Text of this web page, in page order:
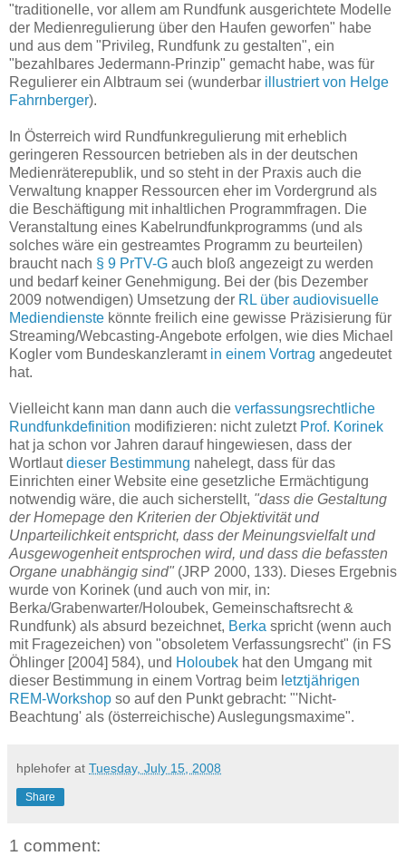
"traditionelle, vor allem am Rundfunk ausgerichtete Modelle
der Medienregulierung über den Haufen geworfen" habe
und aus dem "Privileg, Rundfunk zu gestalten", ein
"bezahlbares Jedermann-Prinzip" gemacht habe, was für
Regulierer ein Albtraum sei (wunderbar illustriert von Helge
Fahrnberger).
In Österreich wird Rundfunkregulierung mit erheblich
geringeren Ressourcen betrieben als in der deutschen
Medienräterepublik, und so steht in der Praxis auch die
Verwaltung knapper Ressourcen eher im Vordergrund als
die Beschäftigung mit inhaltlichen Programmfragen. Die
Veranstaltung eines Kabelrundfunkprogramms (und als
solches wäre ein gestreamtes Programm zu beurteilen)
braucht nach § 9 PrTV-G auch bloß angezeigt zu werden
und bedarf keiner Genehmigung. Bei der (bis Dezember
2009 notwendigen) Umsetzung der RL über audiovisuelle
Mediendienste könnte freilich eine gewisse Präzisierung für
Streaming/Webcasting-Angebote erfolgen, wie dies Michael
Kogler vom Bundeskanzleramt in einem Vortrag angedeutet
hat.
Vielleicht kann man dann auch die verfassungsrechtliche
Rundfunkdefinition modifizieren: nicht zuletzt Prof. Korinek
hat ja schon vor Jahren darauf hingewiesen, dass der
Wortlautdieser Bestimmung nahelegt, dass für das
Einrichten einer Website eine gesetzliche Ermächtigung
notwendig wäre, die auch sicherstellt, "dass die Gestaltung
der Homepage den Kriterien der Objektivität und
Unparteilichkeit entspricht, dass der Meinungsvielfalt und
Ausgewogenheit entsprochen wird, und dass die befassten
Organe unabhängig sind" (JRP 2000, 133). Dieses Ergebnis
wurde von Korinek (und auch von mir, in:
Berka/Grabenwarter/Holoubek, Gemeinschaftsrecht &
Rundfunk) als absurd bezeichnet, Berka spricht (wenn auch
mit Fragezeichen) von "obsoletem Verfassungsrecht" (in FS
Öhlinger [2004] 584), und Holoubek hat den Umgang mit
dieser Bestimmung in einem Vortrag beim l etztjährigen
REM-Workshop so auf den Punkt gebracht: "'Nicht-
Beachtung' als (österreichische) Auslegungsmaxime".
hplehofer at Tuesday, July 15, 2008
Share
1 comment: